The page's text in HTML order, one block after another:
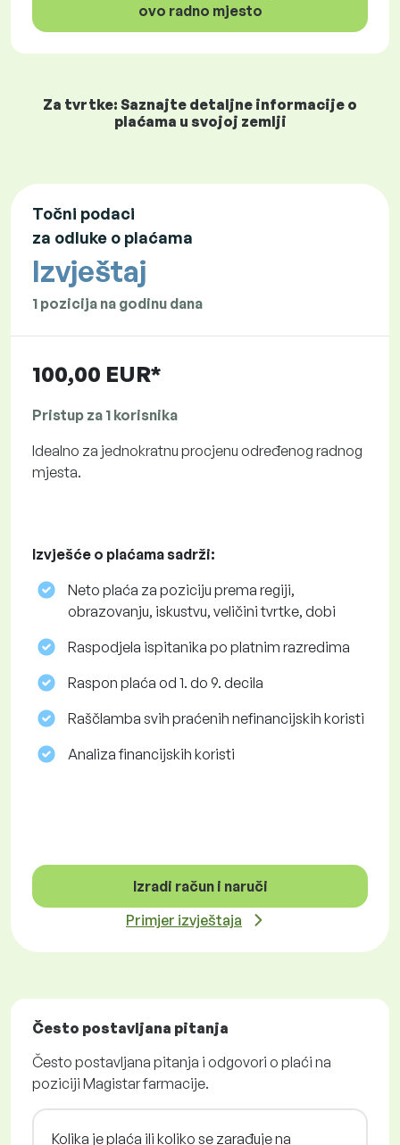
ovo radno mjesto
Za tvrtke: Saznajte detaljne informacije o
plaćama u svojoj zemlji
Točni podaci
za odluke o plaćama
Izvještaj
1 pozicija na godinu dana
100,00 EUR*
Pristup za 1 korisnika
Idealno za jednokratnu procjenu određenog radnog
mjesta.
Izvješće o plaćama sadrži:
Neto plaća za poziciju prema regiji,
obrazovanju, iskustvu, veličini tvrtke, dobi
Raspodjela ispitanika po platnim razredima
Raspon plaća od 1. do 9. decila
Raščlamba svih praćenih nefinancijskih koristi
Analiza financijskih koristi
Izradi račun i naruči
Primjer izvještaja
Često postavljana pitanja
Često postavljana pitanja i odgovori o plaći na
poziciji Magistar farmacije.
Kolika je plaća ili koliko se zarađuje na